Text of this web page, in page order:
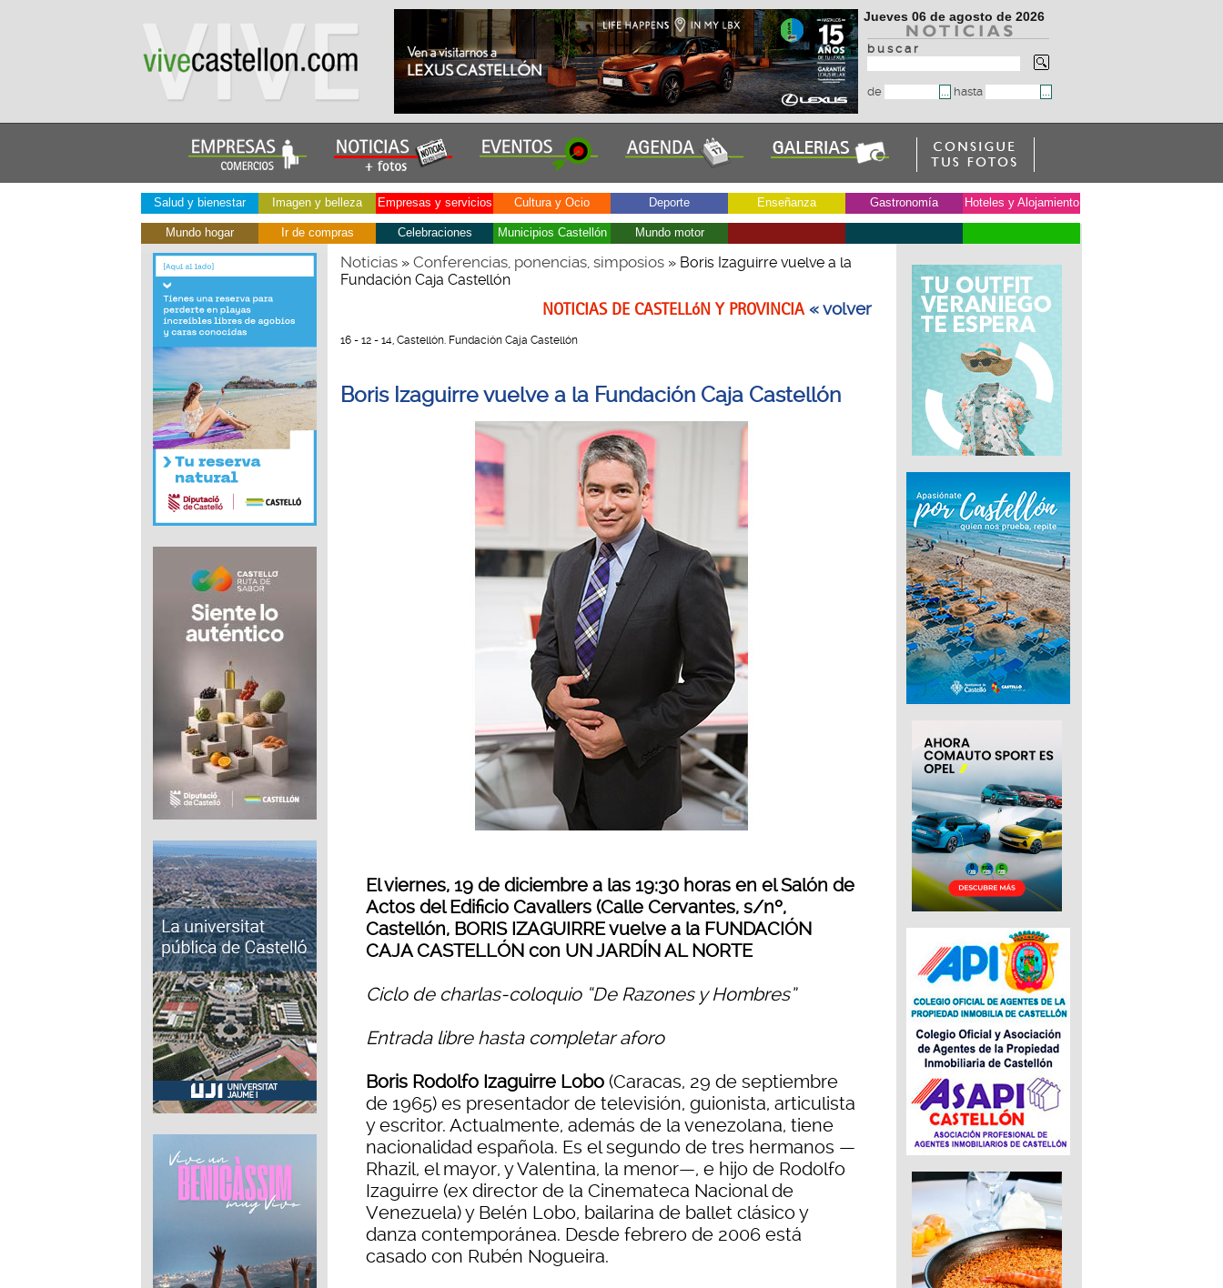
Jueves 06 de agosto de 2026
b u s c a r
de hasta
Salud y bienestar Imagen y belleza Empresas y servicios Cultura y Ocio Deporte Enseñanza Gastronomía Hoteles y Alojamiento
Mundo hogar Ir de compras Celebraciones Municipios Castellón Mundo motor
Noticias» Conferencias, ponencias, simposios» Boris Izaguirre vuelve a la
Fundación Caja Castellón
NOTICIAS DE CASTELLóN Y PROVINCIA« volver
16 - 12 - 14, Castellón. Fundación Caja Castellón
Boris Izaguirre vuelve a la Fundación Caja Castellón
El viernes, 19 de diciembre a las 19:30 horas en el Salón de
Actos del Edificio Cavallers (Calle Cervantes, s/nº,
Castellón, BORIS IZAGUIRRE vuelve a la FUNDACIÓN
CAJA CASTELLÓN con UN JARDÍN AL NORTE
Ciclo de charlas-coloquio “De Razones y Hombres”
Entrada libre hasta completar aforo
Boris Rodolfo Izaguirre Lobo (Caracas, 29 de septiembre
de 1965) es presentador de televisión, guionista, articulista
y escritor. Actualmente, además de la venezolana, tiene
nacionalidad española. Es el segundo de tres hermanos —
Rhazil, el mayor, y Valentina, la menor—, e hijo de Rodolfo
Izaguirre (ex director de la Cinemateca Nacional de
Venezuela) y Belén Lobo, bailarina de ballet clásico y
danza contemporánea. Desde febrero de 2006 está
casado con Rubén Nogueira.